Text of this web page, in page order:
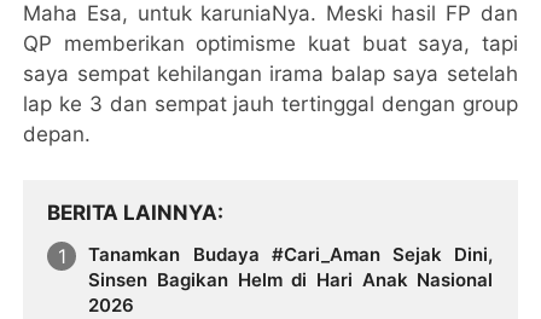
Maha Esa, untuk karuniaNya. Meski hasil FP dan
QP memberikan optimisme kuat buat saya, tapi
saya sempat kehilangan irama balap saya setelah
lap ke 3 dan sempat jauh tertinggal dengan group
depan.
BERITA LAINNYA
Tanamkan Budaya #Cari_Aman Sejak Dini,
Sinsen Bagikan Helm di Hari Anak Nasional
2026